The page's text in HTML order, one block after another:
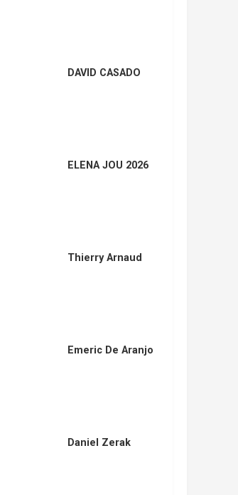
DAVID CASADO
ELENA JOU 2026
Thierry Arnaud
Emeric De Aranjo
Daniel Zerak